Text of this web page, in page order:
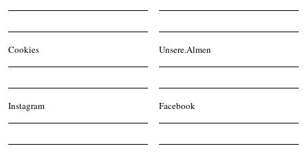
Cookies Unsere.Almen
Instagram Facebook